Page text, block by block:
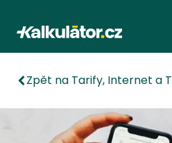
Kalkulátor.cz
Zpět na Tarify, Internet a